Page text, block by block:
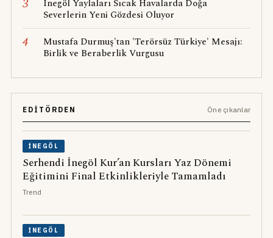
İnegöl Yaylaları Sıcak Havalarda Doğa
Severlerin Yeni Gözdesi Oluyor
4
Mustafa Durmuş'tan 'Terörsüz Türkiye' Mesajı:
Birlik ve Beraberlik Vurgusu
EDITÖRDEN Öne çıkanlar
İNEGÖL
Serhendi İnegöl Kur’an Kursları Yaz Dönemi
Eğitimini Final Etkinlikleriyle Tamamladı
Trend
İNEGÖL